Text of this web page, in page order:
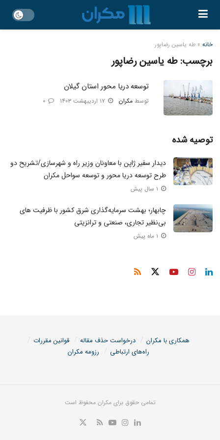
خانه » طه یاسین رضاپور
برچسب:طه یاسین رضاپور
توسعه دریا محور استان گیلان
توسط مکران
توصیه شده
دیدار سفیر ژاپن با معاونان وزیر راه و شهرسازی/تشریح دو
طرح توسعه دریا محور و توسعه سواحل مکران
چابهار؛ بهشت سرمایه‌گذاری شرق کشور با ظرفیت‌ های
بی‌نظیر تجاری، صنعتی و ترانزیتی
همکاری با مکران درخواست حذف مقاله
قوانین مقررات
راه‌های ارتباطی
رزومه مکران
تمامی حقوق برای مکران محفوظ است